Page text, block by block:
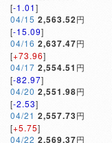
[-1.01]
04/15 2,563.52円
[-15.09]
04/16 2,637.47円
[+73.96]
04/17 2,554.51 円
[-82.97]
04/20 2,551.98円
[-2.53]
04/21 2,557.73円
[+5.75]
04/22 2,569.37円